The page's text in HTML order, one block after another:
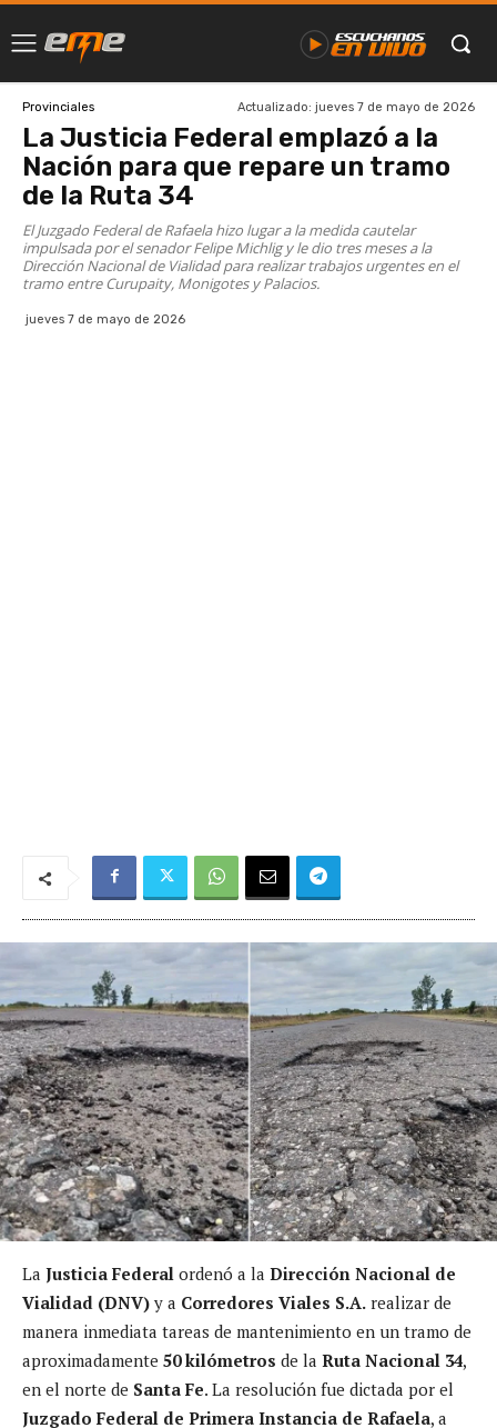
Provinciales Actualizado: jueves 7 de mayo de 2026
La Justicia Federal emplazó a la
Nación para que repare un tramo
de la Ruta 34
El Juzgado Federal de Rafaela hizo lugar a la medida cautelar
impulsada por el senador Felipe Michlig y le dio tres meses a la
Dirección Nacional de Vialidad para realizar trabajos urgentes en el
tramo entre Curupaity, Monigotes y Palacios.
jueves 7 de mayo de 2026
La Justicia Federal ordenó a la Dirección Nacional de
Vialidad (DNV) y a Corredores Viales S.A. realizar de
manera inmediata tareas de mantenimiento en un tramo de
aproximadamente 50 kilómetros de la Ruta Nacional 34,
en el norte de Santa Fe. La resolución fue dictada por el
Juzgado Federal de Primera Instancia de Rafaela, a